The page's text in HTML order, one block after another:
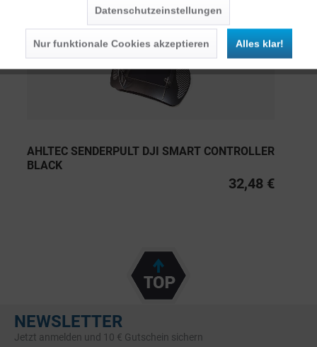
AHLTEC SENDERPULT DJI SMART CONTROLLER
BLACK
32,48 €
NEWSLETTER
Jetzt anmelden und 10 € Gutschein sichern
Datenschutzeinstellungen
Nur funktionale Cookies akzeptieren Alles klar!